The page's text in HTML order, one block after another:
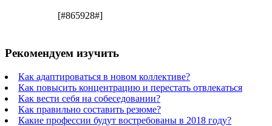
[#865928#]
Рекомендуем изучить
Как адаптироваться в новом коллективе?
Как повысить концентрацию и перестать отвлекаться
Как вести себя на собеседовании?
Как правильно составить резюме?
Какие профессии будут востребованы в 2018 году?